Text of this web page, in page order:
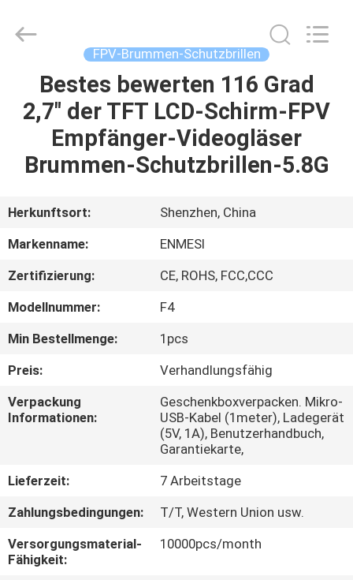
HAUS
PRODUKTE
UNS
AUSFLUG
QUALITÄTSKONTROLLE
NACHRICHTEN
FORDERN
SIE EIN
ZITAT
Technology
FPV-Brummen-Schutzbrillen
Bestes bewerten 116 Grad
2,7" der TFT LCD-Schirm-FPV
Empfänger-Videogläser
Brummen-Schutzbrillen-5.8G
Herkunftsort:
Shenzhen, China
Markenname:
ENMESI
Zertifizierung:
CE, ROHS, FCC,CCC
Modellnummer:
F4
Min Bestellmenge:
1pcs
Preis:
Verhandlungsfähig
Verpackung
Informationen:
Geschenkboxverpacken. Mikro-
USB-Kabel (1meter), Ladegerät
(5V, 1A), Benutzerhandbuch,
Garantiekarte,
Lieferzeit:
7 Arbeitstage
Zahlungsbedingungen:
T/T, Western Union usw.
Versorgungsmaterial-
Fähigkeit:
10000pcs/month